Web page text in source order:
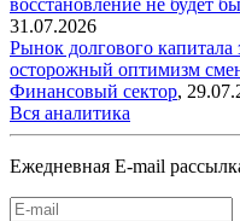
восстановление не будет
31.07.2026
Рынок долгового капитала
осторожный оптимизм
Финансовый сектор,
Вся аналитика
Ежедневная E-mail